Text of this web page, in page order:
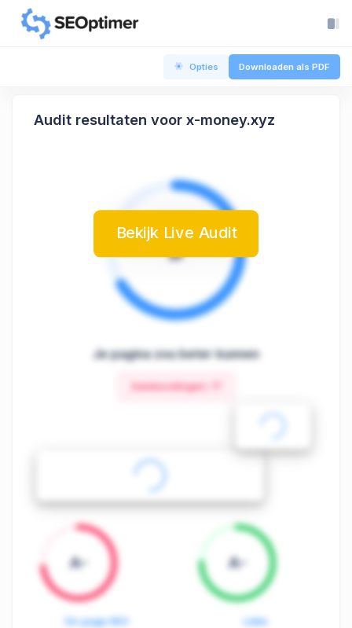
Opties Downloaden als PDF
Audit resultaten voor x-money.xyz
B
Je pagina zou beter kunnen
Aanbevelingen:
A-
On-page SEO
A-
Links
Bekijk Live Audit